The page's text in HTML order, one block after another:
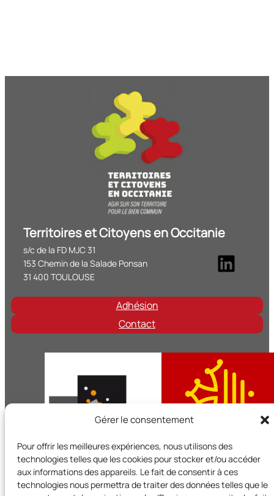
Gérer le consentement
Pour offrir les meilleures expériences, nous utilisons des
technologies telles que les cookies pour stocker et/ou accéder
aux informations des appareils. Le fait de consentir à ces
technologies nous permettra de traiter des données telles que le
Territoires et Citoyens en Occitanie
s/c de la FD MJC 31
153 Chemin de la Salade Ponsan
31 400 TOULOUSE
Adhésion
Contact
Territoires et Citoyens en Occitanie est un réseau régional